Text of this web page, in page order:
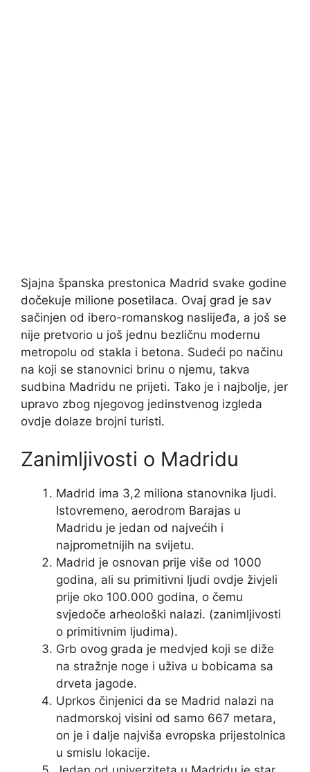
Sjajna španska prestonica Madrid svake godine
dočekuje milione posetilaca. Ovaj grad je sav
sačinjen od ibero-romanskog naslijeđa, a još se
nije pretvorio u još jednu bezličnu modernu
metropolu od stakla i betona. Sudeći po načinu
na koji se stanovnici brinu o njemu, takva
sudbina Madridu ne prijeti. Tako je i najbolje, jer
upravo zbog njegovog jedinstvenog izgleda
ovdje dolaze brojni turisti.
Zanimljivosti o Madridu
Madrid ima 3,2 miliona stanovnika ljudi.
Istovremeno, aerodrom Barajas u
Madridu je jedan od najvećih i
najprometnijih na svijetu.
Madrid je osnovan prije više od 1000
godina, ali su primitivni ljudi ovdje živjeli
prije oko 100.000 godina, o čemu
svjedoče arheološki nalazi. (zanimljivosti
o primitivnim ljudima).
Grb ovog grada je medvjed koji se diže
na stražnje noge i uživa u bobicama sa
drveta jagode.
Uprkos činjenici da se Madrid nalazi na
nadmorskoj visini od samo 667 metara,
on je i dalje najviša evropska prijestolnica
u smislu lokacije.